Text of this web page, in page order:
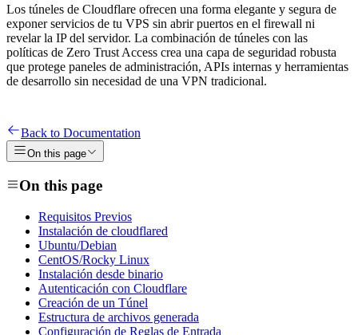
Los túneles de Cloudflare ofrecen una forma elegante y segura de
exponer servicios de tu VPS sin abrir puertos en el firewall ni
revelar la IP del servidor. La combinación de túneles con las
políticas de Zero Trust Access crea una capa de seguridad robusta
que protege paneles de administración, APIs internas y herramientas
de desarrollo sin necesidad de una VPN tradicional.
Back to Documentation
On this page
On this page
Requisitos Previos
Instalación de cloudflared
Ubuntu/Debian
CentOS/Rocky Linux
Instalación desde binario
Autenticación con Cloudflare
Creación de un Túnel
Estructura de archivos generada
Configuración de Reglas de Entrada